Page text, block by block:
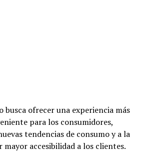
busca ofrecer una experiencia más
para los consumidores,
tendencias de consumo y a la
mayor accesibilidad a los clientes.